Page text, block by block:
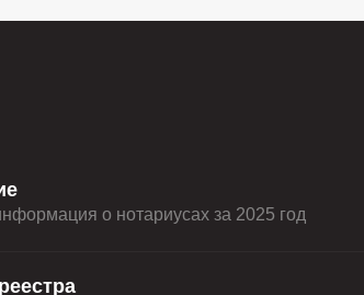
о нотариусах за 2025 год